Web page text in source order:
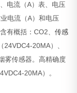
电流（A）表、电压
电流（A）和电压
有概括：CO2、传感
20MA）、
雾传感器。高精确度
20MA）。